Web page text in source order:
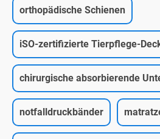
orthopädische Schienen
iSO-zertifizierte Tierpflege-
chirurgische absorbierende
notfalldruckbänder